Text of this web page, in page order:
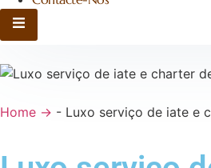
Hamburgo Toggle Menu
Home → - Luxo serviço de iate e